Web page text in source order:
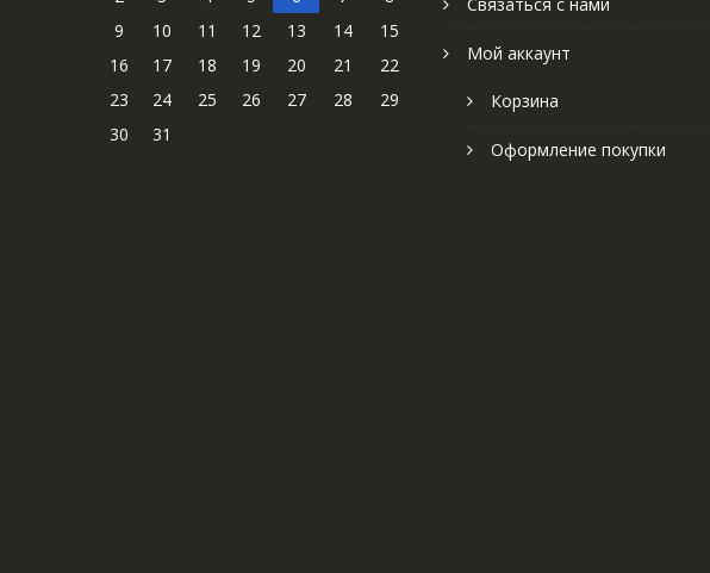
9
10 11 12 13 14
15
16
17 18 19 20 21
22
23
24 25 26 27 28
29
30
31
Мой аккаунт
Корзина
Оформление покупки